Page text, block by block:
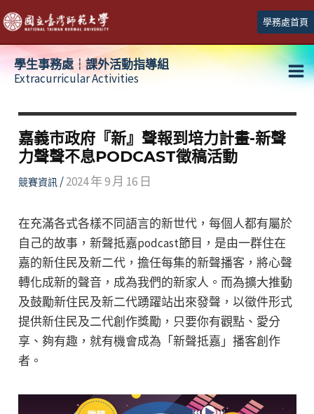
跳
至
主
學務處首頁
學生事務處┆課外活動指導組
Extracurricular Activities
嘉義市政府『新』聲報到培力計畫-新聲
力聲聲不息PODCAST徵稿活動
競賽資訊/2024 年 9 月 16 日
在充滿各式各樣不同語言的新世代，每個人都有屬於
自己的故事，新聲抵嘉podcast節目，是由一群住在
嘉的新住民及新二代，擔任每集的新聲播客，將心聲
轉化成新的聲音，成為我們的新家人。而為擴大推動
及鼓勵新住民及新二代踴躍站出來發聲，以徵件形式
提供新住民及二代創作獎勵，只要你有觀點、愛分
享、夠有趣，就有機會成為「新聲抵嘉」播客創作
者。